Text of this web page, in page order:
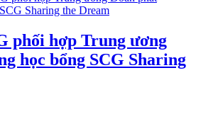
phối hợp Trung ương
học bổng SCG Sharing